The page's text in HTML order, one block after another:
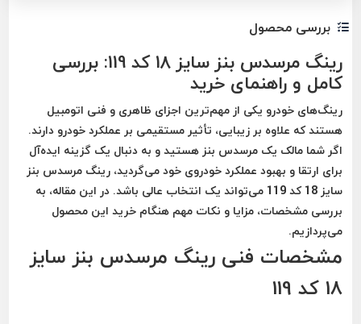
بررسی محصول
رینگ مرسدس بنز سایز 18 کد 119: بررسی
کامل و راهنمای خرید
رینگ‌های خودرو یکی از مهم‌ترین اجزای ظاهری و فنی اتومبیل
هستند که علاوه بر زیبایی، تأثیر مستقیمی بر عملکرد خودرو دارند.
اگر شما مالک یک مرسدس بنز هستید و به دنبال یک گزینه ایده‌آل
برای ارتقا و بهبود عملکرد خودروی خود می‌گردید، رینگ مرسدس بنز
سایز 18 کد 119 می‌تواند یک انتخاب عالی باشد. در این مقاله، به
بررسی مشخصات، مزایا و نکات مهم هنگام خرید این محصول
می‌پردازیم.
مشخصات فنی رینگ مرسدس بنز سایز
18 کد 119